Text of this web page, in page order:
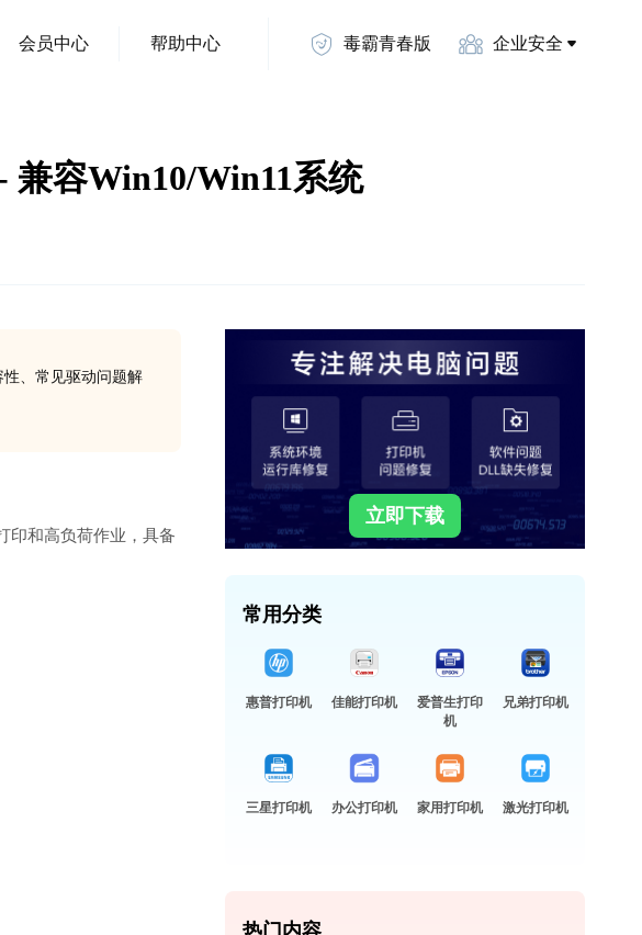
会员中心 帮助中心 毒霸青春版 企业安全
兼容Win10/Win11系统
性、常见驱动问题解
印和高负荷作业，具备
立即下载
常用分类
惠普打印机 佳能打印机
爱普生打印
机
兄弟打印机
三星打印机 办公打印机 家用打印机 激光打印机
热门内容